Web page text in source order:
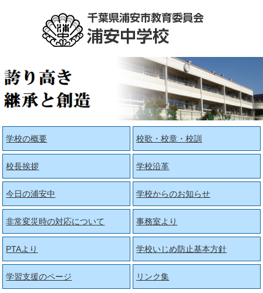
学校の概要 校歌・校章・校訓
校長挨拶 学校沿革
今日の浦安中 学校からのお知らせ
非常変災時の対応について 事務室より
PTAより 学校いじめ防止基本方針
学習支援のページ リンク集